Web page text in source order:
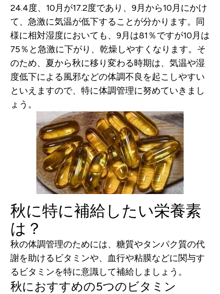
24.4度、10月が17.2度であり、9月から10月にかけ
て、急激に気温が低下することが分かります。同
様に相対湿度においても、9月は81％ですが10月は
75％と急激に下がり、乾燥しやすくなります。そ
のため、夏から秋に移り変わる時期は、気温や湿
度低下による風邪などの体調不良を起こしやすい
といえますので、特に体調管理に努めていきまし
ょう。
秋に特に補給したい栄養素
は？
秋の体調管理のためには、糖質やタンパク質の代
謝を助けるビタミンや、血行や粘膜などに関与す
るビタミンを特に意識して補給しましょう。
秋におすすめの5つのビタミン